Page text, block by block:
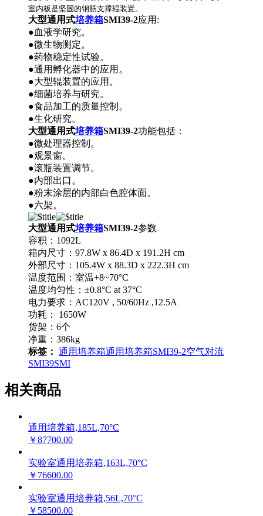
室内板是坚固的钢筋支撑辊装置。
大型通用式培养箱SMI39-2应用:
●血液学研究。
●微生物测定。
●药物稳定性试验。
●通用孵化器中的应用。
●大型辊装置的应用。
●细菌培养与研究。
●食品加工的质量控制。
●生化研究。
大型通用式培养箱SMI39-2功能包括：
●微处理器控制。
●观景窗。
●滚瓶装置调节。
●内部出口。
●粉末涂层的内部白色腔体面。
●六架。
大型通用式培养箱SMI39-2参数
容积：1092L
箱内尺寸：97.8W x 86.4D x 191.2H cm
外部尺寸：105.4W x 88.3D x 222.3H cm
温度范围：室温+8~70°C
温度均匀性：±0.8°C at 37°C
电力要求：AC120V , 50/60Hz ,12.5A
功耗： 1650W
货架：6个
净重：386kg
标签： 通用培养箱通用培养箱SMI39-2空气对流
SMI39SMI
相关商品
通用培养箱,185L,70°C
￥87700.00
实验室通用培养箱,163L,70°C
￥76600.00
实验室通用培养箱,56L,70°C
￥58500.00